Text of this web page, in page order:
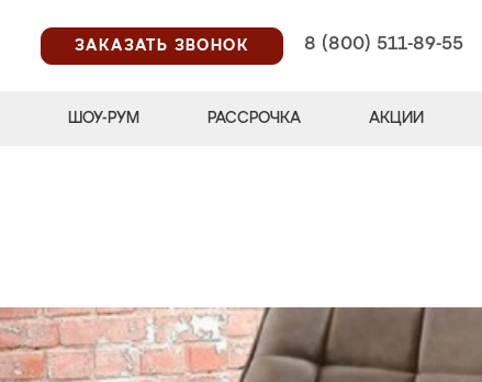
ЗАКАЗАТЬ ЗВОНОК
8 (800) 511-89-55
ШОУ-РУМ РАССРОЧКА АКЦИИ